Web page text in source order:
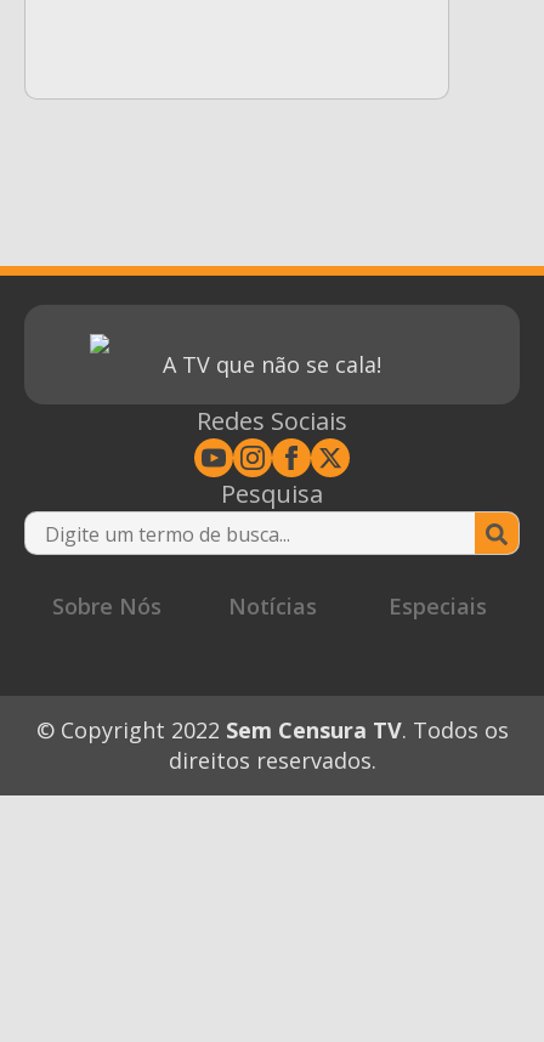
A TV que não se cala!
Redes Sociais
Pesquisa
Sobre Nós
Notícias Especiais
© Copyright 2022 Sem Censura TV. Todos os
direitos reservados.